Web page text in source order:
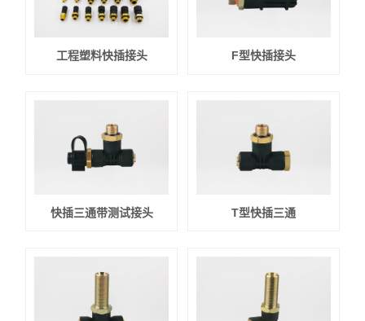
工程塑料快插接头 F型快插接头
快插三通带测试接头 T型快插三通